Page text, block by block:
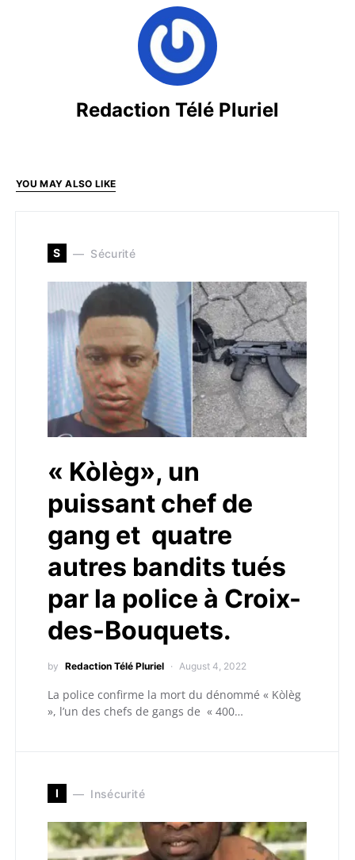
Redaction Télé Pluriel
YOU MAY ALSO LIKE
S Sécurité
« Kòlèg», un
puissant chef de
gang et quatre
autres bandits tués
par la police à Croix-
des-Bouquets.
by Redaction Télé Pluriel August 4, 2022
La police confirme la mort du dénommé « Kòlèg
», l’un des chefs de gangs de « 400…
I Insécurité